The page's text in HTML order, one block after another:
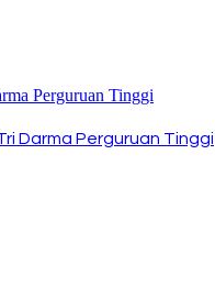
Darma Perguruan Tinggi